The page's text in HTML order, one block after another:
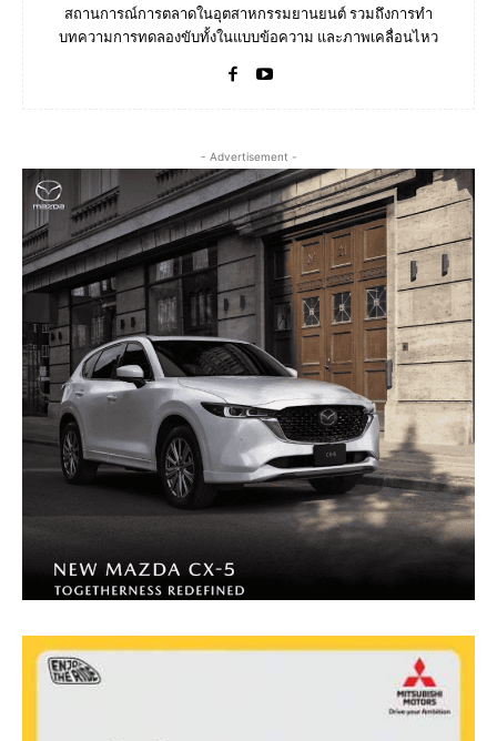
สถานการณ์การตลาดในอุตสาหกรรมยานยนต์ รวมถึงการทำ
บทความการทดลองขับทั้งในแบบข้อความ และภาพเคลื่อนไหว
- Advertisement -